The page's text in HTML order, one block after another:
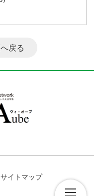
戻る
サイトマップ